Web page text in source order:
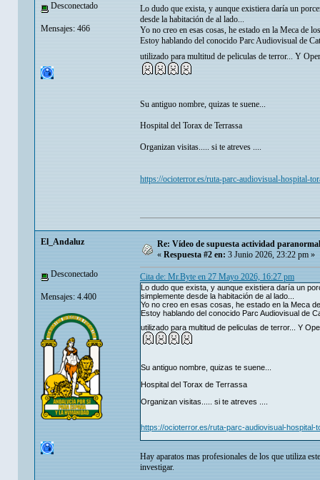
Desconectado
Mensajes: 466
Lo dudo que exista, y aunque existiera daría un
desde la habitación de al lado...
Yo no creo en esas cosas, he estado en la Meca de
Estoy hablando del conocido Parc Audiovisual de
utilizado para multitud de peliculas de terror... Y
Su antiguo nombre, quizas te suene...
Hospital del Torax de Terrassa
Organizan visitas..... si te atreves ....
https://ocioterror.es/ruta-parc-audiovisual-hospital-
El_Andaluz
Desconectado
Mensajes: 4.400
Re: Vídeo de supuesta actividad
«Respuesta #2 en:3 Junio 2026, 23:22 pm »
Cita de: Mr.Byte en 27 Mayo 2026, 16:27 pm
Lo dudo que exista, y aunque existiera daría un
simplemente desde la habitación de al lado...
Yo no creo en esas cosas, he estado en la Meca
Estoy hablando del conocido Parc Audiovisual de
utilizado para multitud de peliculas de terror... Y
Su antiguo nombre, quizas te suene...
Hospital del Torax de Terrassa
Organizan visitas..... si te atreves ....
https://ocioterror.es/ruta-parc-audiovisual-hospital-
Hay aparatos mas profesionales de los que utiliza
investigar.